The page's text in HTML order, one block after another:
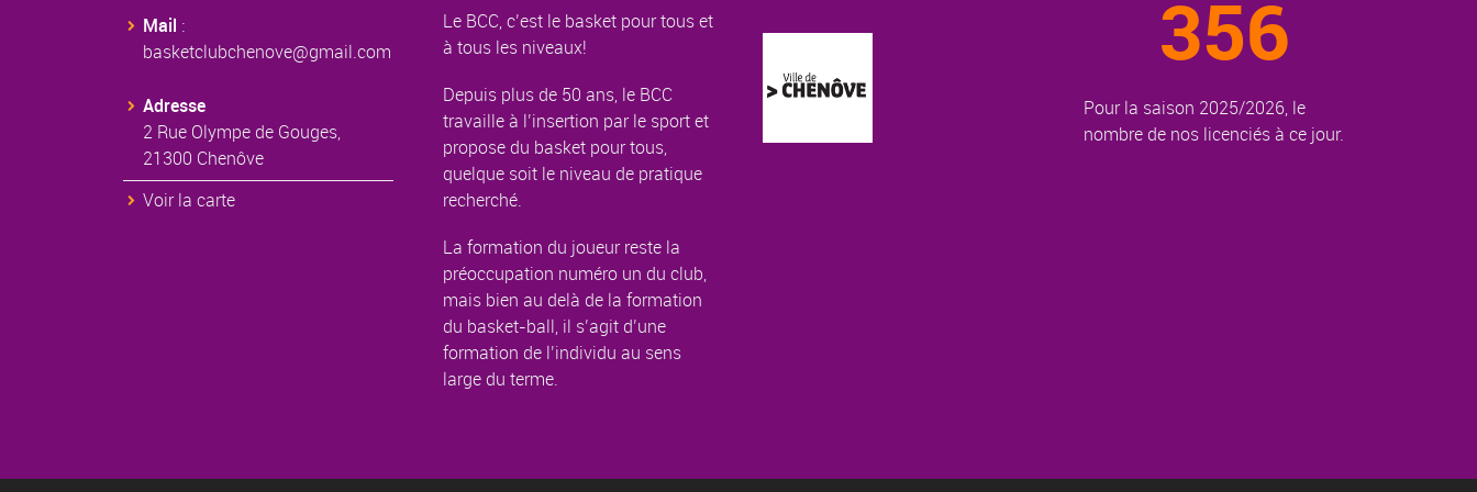
Mail :
basketclubchenove@gmail.com
Adresse
2 Rue Olympe de Gouges,
21300 Chenôve
Voir la carte
Le BCC, c’est le basket pour tous et
à tous les niveaux!
Depuis plus de 50 ans, le BCC
travaille à l’insertion par le sport et
propose du basket pour tous,
quelque soit le niveau de pratique
recherché.
La formation du joueur reste la
préoccupation numéro un du club,
mais bien au delà de la formation
du basket-ball, il s’agit d’une
formation de l’individu au sens
large du terme.
356
Pour la saison 2025/2026, le
nombre de nos licenciés à ce jour.